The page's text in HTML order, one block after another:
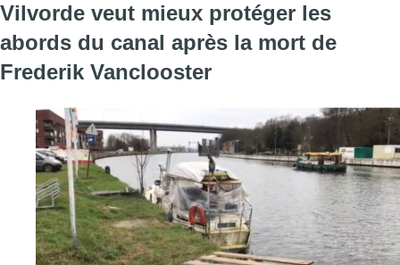
Vilvorde veut mieux protéger les
abords du canal après la mort de
Frederik Vanclooster